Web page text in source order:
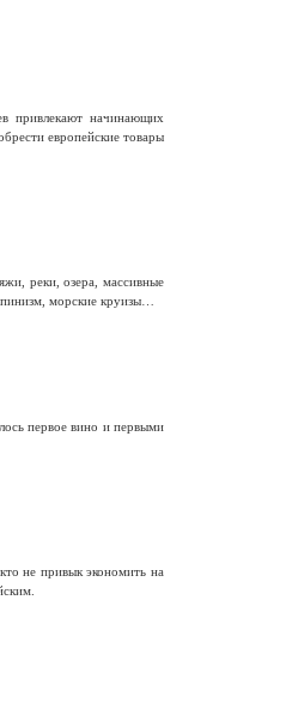
привлекают начинающих
европейские товары
реки, озера, массивные
морские круизы…
первое вино и первыми
не привык экономить на